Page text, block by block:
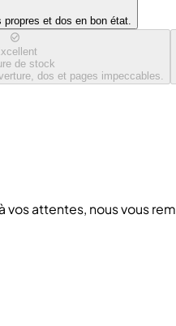
et dos en bon état.
de stock
dos et pages impeccables.
attentes, nous vous